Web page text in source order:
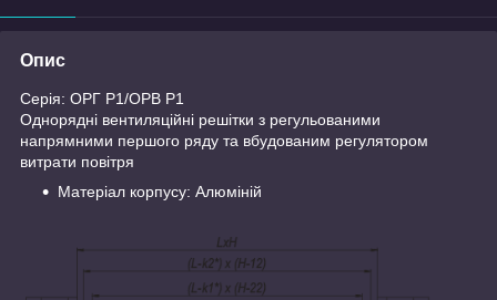
Опис
Серія: ОРГ Р1/ОРВ Р1
Однорядні вентиляційні решітки з регульованими
напрямними першого ряду та вбудованим регулятором
витрати повітря
Матеріал корпусу: Алюміній